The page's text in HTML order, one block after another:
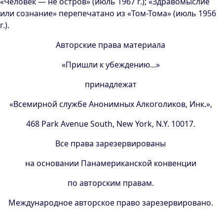
или сознание» перепечатано из «Том-Тома» (июль 1956
г.).
Авторские права материала
«Пришли к убеждению...»
принадлежат
«Всемирной службе Анонимных Алкоголиков, Инк.»,
468 Park Avenue South, New York, N.Y. 10017.
Все права зарезервированы
на основании Панамериканской конвенции
по авторским правам.
Международное авторское право зарезервировано.